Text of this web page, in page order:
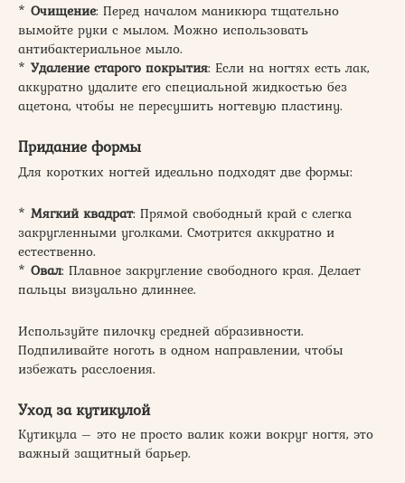
* Очищение: Перед началом маникюра тщательно
вымойте руки с мылом. Можно использовать
антибактериальное мыло.
* Удаление старого покрытия: Если на ногтях есть лак,
аккуратно удалите его специальной жидкостью без
ацетона, чтобы не пересушить ногтевую пластину.
Придание формы
Для коротких ногтей идеально подходят две формы:
* Мягкий квадрат: Прямой свободный край с слегка
закругленными уголками. Смотрится аккуратно и
естественно.
* Овал: Плавное закругление свободного края. Делает
пальцы визуально длиннее.
Используйте пилочку средней абразивности.
Подпиливайте ноготь в одном направлении, чтобы
избежать расслоения.
Уход за кутикулой
Кутикула – это не просто валик кожи вокруг ногтя, это
важный защитный барьер.